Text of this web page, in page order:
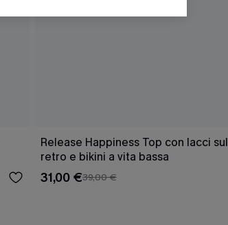
Release Happiness Top con lacci sul
retro e bikini a vita bassa
31,00 €39,00 €